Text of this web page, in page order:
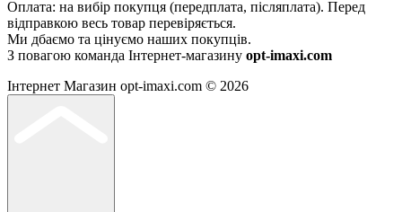
Оплата: на вибір покупця (передплата, післяплата). Перед
відправкою весь товар перевіряється.
Ми дбаємо та цінуємо наших покупців.
З повагою команда Інтернет-магазину opt-imaxi.com
Інтернет Магазин opt-imaxi.com © 2026